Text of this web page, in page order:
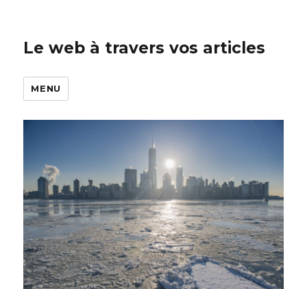
Le web à travers vos articles
MENU